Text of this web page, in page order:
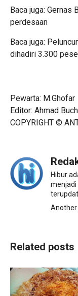
Baca juga: Gernas
perdesaan
Baca juga:
dihadiri 3.300
Pewarta: M.Ghofar
Editor: Ahmad
COPYRIGHT ©
Hibur
Another
Related posts